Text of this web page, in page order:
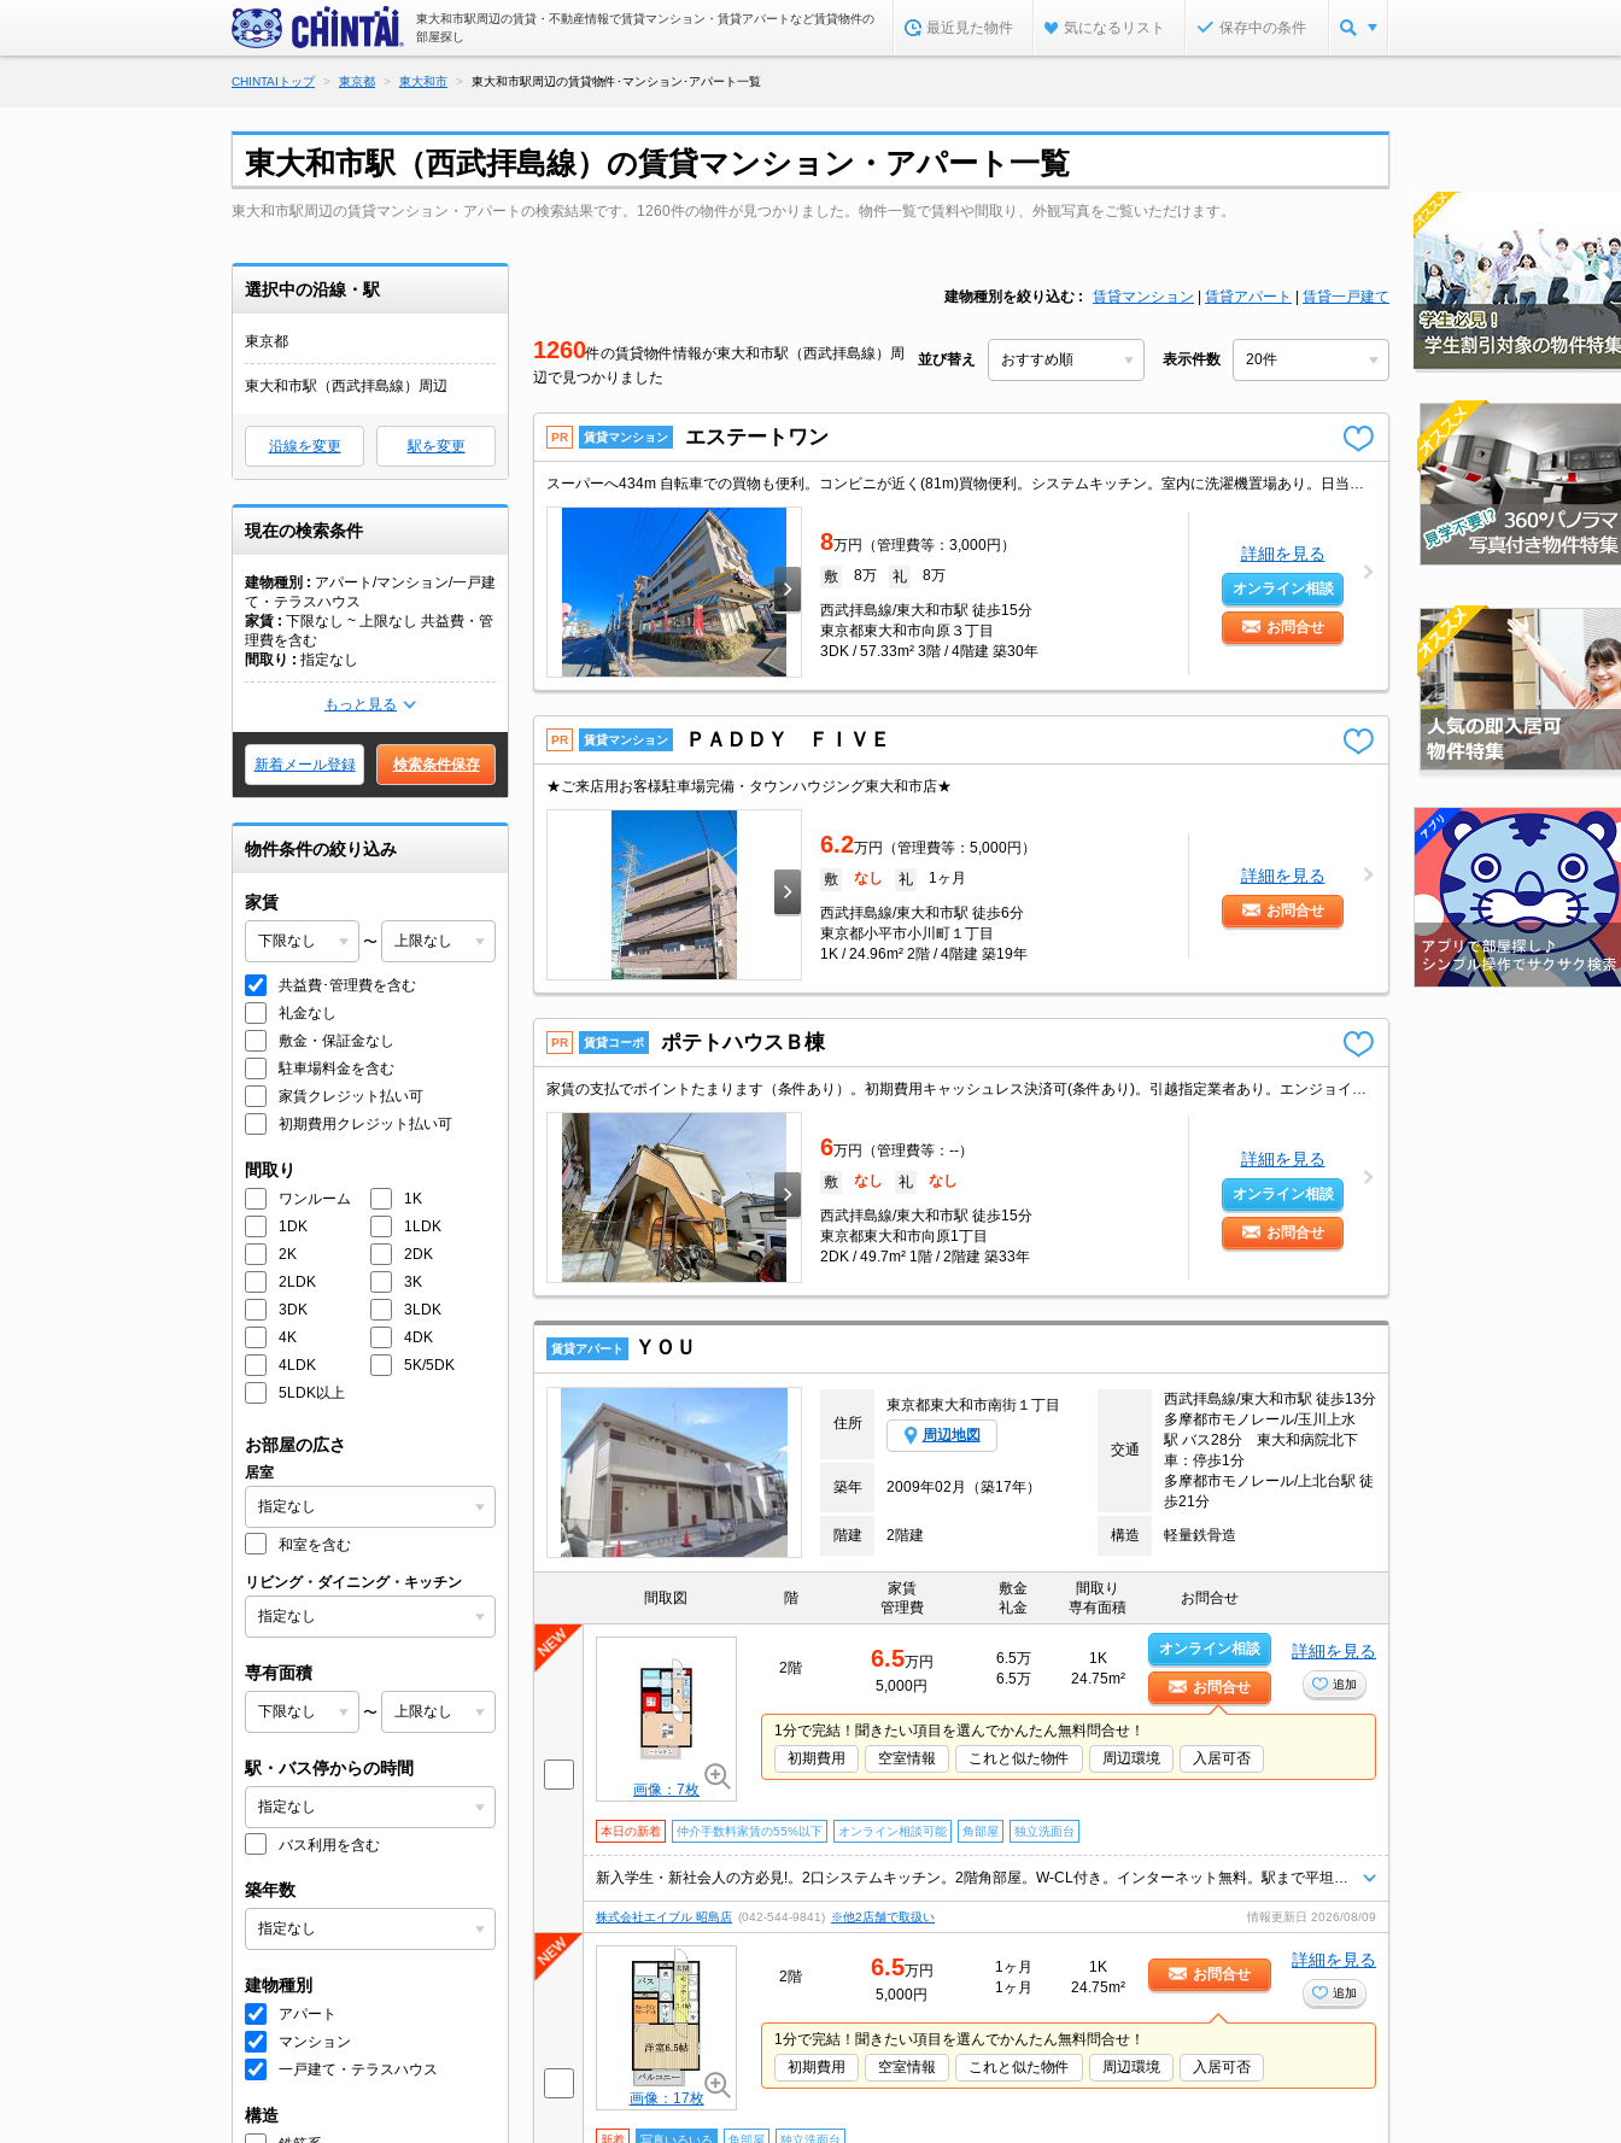
東大和市駅周辺の賃貸・不動産情報で賃貸マンション・賃貸アパートなど賃貸物件の
部屋探し
最近見た物件 気になるリスト 保存中の条件
CHINTAIトップ 東京都 東大和市 東大和市駅周辺の賃貸物件･マンション･アパート一覧
東大和市駅（西武拝島線）の賃貸マンション・アパート一覧
東大和市駅周辺の賃貸マンション・アパートの検索結果です。1260件の物件が見つかりました。物件一覧で賃料や間取り、外観写真をご覧いただけます。
選択中の沿線・駅
東京都
東大和市駅（西武拝島線）周辺
沿線を変更 駅を変更
現在の検索条件
建物種別
アパート/マンション/一戸建
て・テラスハウス
家賃
下限なし ~ 上限なし 共益費・管
理費を含む
間取り
指定なし
もっと見る
新着メール登録 検索条件保存
物件条件の絞り込み
家賃
〜
共益費･管理費を含む
礼金なし
敷金・保証金なし
駐車場料金を含む
家賃クレジット払い可
初期費用クレジット払い可
間取り
ワンルーム
1K
1DK
1LDK
2K
2DK
2LDK
3K
3DK
3LDK
4K
4DK
4LDK
5K/5DK
5LDK以上
お部屋の広さ
居室
和室を含む
リビング・ダイニング・キッチン
専有面積
〜
駅・バス停からの時間
バス利用を含む
築年数
建物種別
アパート
マンション
一戸建て・テラスハウス
構造
建物種別を絞り込む 賃貸マンション 賃貸アパート 賃貸一戸建て
1260件の賃貸物件情報が東大和市駅（西武拝島線）周
辺で見つかりました
並び替え 表示件数
PR 賃貸マンション エステートワン
8万円（管理費等：3,000円）
敷 8万 礼 8万
西武拝島線/東大和市駅 徒歩15分
東京都東大和市向原３丁目
3DK / 57.33m² 3階 / 4階建 築30年
詳細を見る
オンライン相談
お問合せ
PR 賃貸マンション ＰＡＤＤＹ ＦＩＶＥ
★ご来店用お客様駐車場完備・タウンハウジング東大和市店★
6.2万円（管理費等：5,000円）
敷 なし 礼 1ヶ月
西武拝島線/東大和市駅 徒歩6分
東京都小平市小川町１丁目
1K / 24.96m² 2階 / 4階建 築19年
詳細を見る
お問合せ
PR 賃貸コーポ ポテトハウスＢ棟
6万円（管理費等：--）
敷 なし 礼 なし
西武拝島線/東大和市駅 徒歩15分
東京都東大和市向原1丁目
2DK / 49.7m² 1階 / 2階建 築33年
詳細を見る
オンライン相談
お問合せ
賃貸アパート ＹＯＵ
住所
東京都東大和市南街１丁目
周辺地図
交通
西武拝島線/東大和市駅 徒歩13分
多摩都市モノレール/玉川上水
駅 バス28分 東大和病院北下
車：停歩1分
多摩都市モノレール/上北台駅 徒
歩21分
築年 2009年02月（築17年）
階建 2階建 構造 軽量鉄骨造
間取図 階
家賃
管理費
敷金
礼金
間取り
専有面積
お問合せ
画像：7枚
2階 6.5万円
5,000円
6.5万
6.5万
1K
24.75m²
オンライン相談
お問合せ
詳細を見る
追加
1分で完結！聞きたい項目を選んでかんたん無料問合せ！
初期費用
空室情報 これと似た物件 周辺環境 入居可否
本日の新着 仲介手数料家賃の55%以下 オンライン相談可能 角部屋 独立洗面台
株式会社エイブル 昭島店 (042-544-9841) ※他2店舗で取扱い 情報更新日 2026/08/09
画像：17枚
2階 6.5万円
5,000円
1ヶ月
1ヶ月
1K
24.75m²
お問合せ
詳細を見る
追加
1分で完結！聞きたい項目を選んでかんたん無料問合せ！
初期費用
空室情報 これと似た物件 周辺環境 入居可否
新着 写真いろいろ 角部屋 独立洗面台